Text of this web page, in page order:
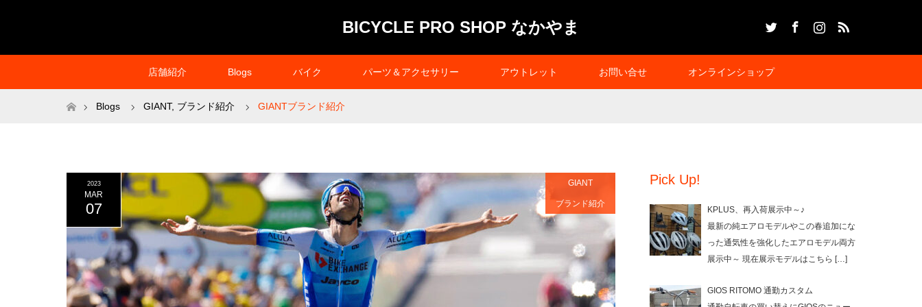
BICYCLE PRO SHOP なかやま
店舗紹介 Blogs バイク パーツ＆アクセサリー アウトレット お問い合せ オンラインショップ
ホームBlogs GIANT, ブランド紹介 GIANTブランド紹介
2023
MAR
07
GIANT
ブランド紹介
Pick Up!
KPLUS、再入荷展示中～♪
最新の純エアロモデルやこの春追加にな
った通気性を強化したエアロモデル両方
展示中～ 現在展示モデルはこちら […]
GIOS RITOMO 通勤カスタム